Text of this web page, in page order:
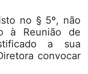
no § 5º, não
à Reunião de
a sua
convocar